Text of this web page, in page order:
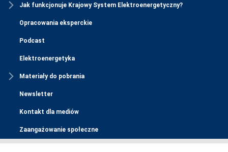
Jak funkcjonuje Krajowy System Elektroenergetyczny?
Opracowania eksperckie
Podcast
Elektroenergetyka
Materiały do pobrania
Newsletter
Kontakt dla mediów
Zaangażowanie społeczne